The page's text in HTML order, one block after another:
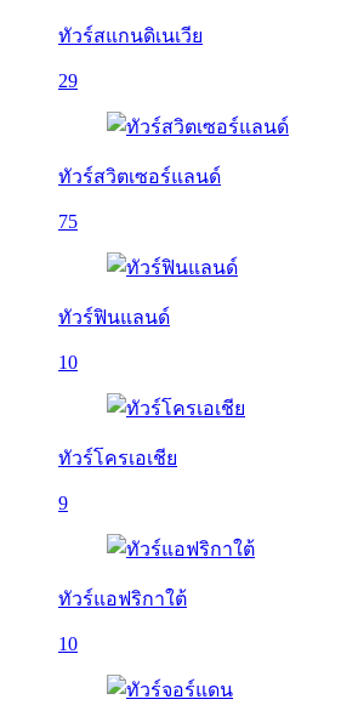
ทัวร์สแกนดิเนเวีย
29
ทัวร์สวิตเซอร์แลนด์
75
ทัวร์ฟินแลนด์
10
ทัวร์โครเอเชีย
9
ทัวร์แอฟริกาใต้
10